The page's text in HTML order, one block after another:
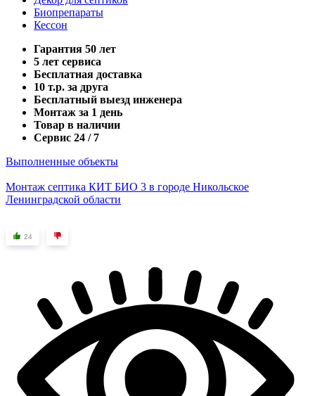
Биопрепараты
Кессон
Гарантия 50 лет
5 лет сервиса
Бесплатная доставка
10 т.р. за друга
Бесплатный выезд инженера
Монтаж за 1 день
Товар в наличии
Сервис 24 / 7
Выполненные объекты
Монтаж септика КИТ БИО 3 в городе Никольское
Ленинградской области
24